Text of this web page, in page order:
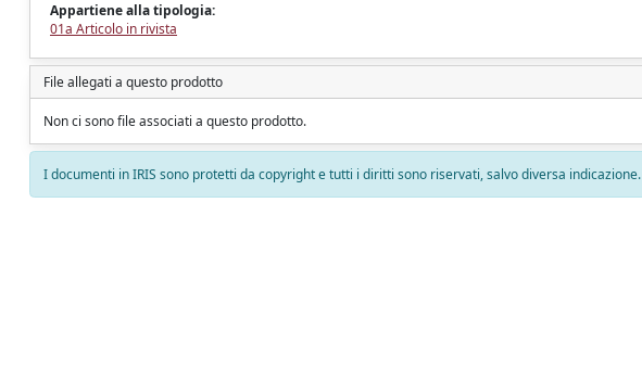
Appartiene alla tipologia:
01a Articolo in rivista
File allegati a questo prodotto
Non ci sono file associati a questo prodotto.
I documenti in IRIS sono protetti da copyright e tutti i diritti sono riservati, salvo diversa indicazione.